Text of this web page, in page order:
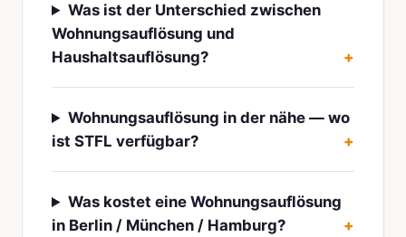
Was ist der Unterschied zwischen
Wohnungsauflösung und
Haushaltsauflösung?
Wohnungsauflösung in der nähe — wo
ist STFL verfügbar?
Was kostet eine Wohnungsauflösung
in Berlin / München / Hamburg?